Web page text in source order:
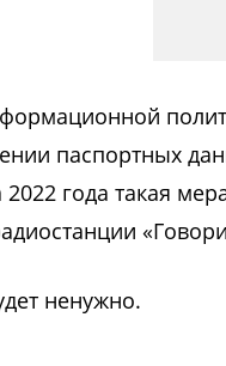
паспортных
года такая
ненужно.